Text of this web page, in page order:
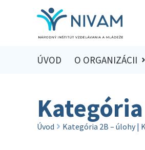
ÚVOD O ORGANIZÁCII
Úvod Kategória 2B – úlohy |